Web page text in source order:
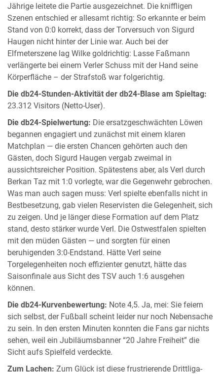
Jährige leitete die Partie ausgezeichnet. Die kniffligen
Szenen entschied er allesamt richtig: So erkannte er beim
Stand von 0:0 korrekt, dass der Torversuch von Sigurd
Haugen nicht hinter der Linie war. Auch bei der
Elfmeterszene lag Wilke goldrichtig: Lasse Faßmann
verlängerte bei einem Verler Schuss mit der Hand seine
Körperfläche – der Strafstoß war folgerichtig.
Die db24-Stunden-Aktivität der db24-Blase am Spieltag:
23.312 Visitors (Netto-User).
Die db24-Spielwertung: Die ersatzgeschwächten Löwen
begannen engagiert und zunächst mit einem klaren
Matchplan — die ersten Chancen gehörten auch den
Gästen, doch Sigurd Haugen vergab zweimal in
aussichtsreicher Position. Spätestens aber, als Verl durch
Berkan Taz mit 1:0 vorlegte, war die Gegenwehr gebrochen.
Was man auch sagen muss: Verl spielte ebenfalls nicht in
Bestbesetzung, gab vielen Reservisten die Gelegenheit, sich
zu zeigen. Und je länger diese Formation auf dem Platz
stand, desto stärker wurde Verl. Die Ostwestfalen spielten
mit den müden Gästen — und sorgten für einen
beruhigenden 3:0-Endstand. Hätte Verl seine
Torgelegenheiten noch effizienter genutzt, hätte das
Saisonfinale aus Sicht des TSV auch 1:6 ausgehen
können.
Die db24-Kurvenbewertung: Note 4,5. Ja, mei: Sie feiern
sich selbst, der Fußball scheint leider nur noch Nebensache
zu sein. In den ersten Minuten konnten die Fans gar nichts
sehen, weil ein Jubiläumsbanner “20 Jahre Freiheit” die
Sicht aufs Spielfeld verdeckte.
Zum Lachen: Zum Glück ist diese frustrierende Drittliga-